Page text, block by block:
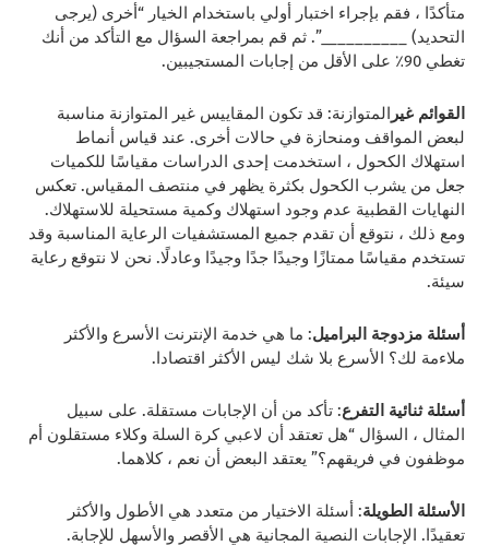
متأكدًا ، فقم بإجراء اختبار أولي باستخدام الخيار “أخرى (يرجى
التحديد) __________”. ثم قم بمراجعة السؤال مع التأكد من أنك
تغطي 90٪ على الأقل من إجابات المستجيبين.
القوائم غير المتوازنة: قد تكون المقاييس غير المتوازنة مناسبة
لبعض المواقف ومنحازة في حالات أخرى. عند قياس أنماط
استهلاك الكحول ، استخدمت إحدى الدراسات مقياسًا للكميات
جعل من يشرب الكحول بكثرة يظهر في منتصف المقياس. تعكس
النهايات القطبية عدم وجود استهلاك وكمية مستحيلة للاستهلاك.
ومع ذلك ، نتوقع أن تقدم جميع المستشفيات الرعاية المناسبة وقد
تستخدم مقياسًا ممتازًا وجيدًا جدًا وجيدًا وعادلًا. نحن لا نتوقع رعاية
سيئة.
أسئلة مزدوجة البراميل: ما هي خدمة الإنترنت الأسرع والأكثر
ملاءمة لك؟ الأسرع بلا شك ليس الأكثر اقتصادا.
أسئلة ثنائية التفرع: تأكد من أن الإجابات مستقلة. على سبيل
المثال ، السؤال “هل تعتقد أن لاعبي كرة السلة وكلاء مستقلون أم
موظفون في فريقهم؟” يعتقد البعض أن نعم ، كلاهما.
الأسئلة الطويلة: أسئلة الاختيار من متعدد هي الأطول والأكثر
تعقيدًا. الإجابات النصية المجانية هي الأقصر والأسهل للإجابة.